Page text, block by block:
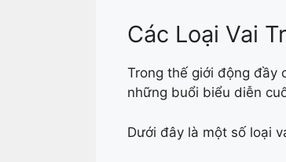
Các Loại Vai
Trong thế giới động đầy
những buổi biểu diễn
Dưới đây là một số loại